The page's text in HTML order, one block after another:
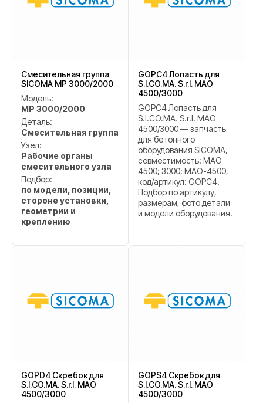
Смесительная группа
SICOMA MP 3000/2000
Модель:
MP 3000/2000
Деталь:
Смесительная группа
Узел:
Рабочие органы
смесительного узла
Подбор:
по модели, позиции,
стороне установки,
геометрии и
креплению
GOPC4 Лопасть для
S.I.CO.MA. S.r.l. MAO
4500/3000
GOPC4 Лопасть для
S.I.CO.MA. S.r.l. MAO
4500/3000 — запчасть
для бетонного
оборудования SICOMA,
совместимость: MAO
4500; 3000; MAO-4500,
код/артикул: GOPC4.
Подбор по артикулу,
размерам, фото детали
и модели оборудования.
GOPD4 Скребок для
S.I.CO.MA. S.r.l. MAO
4500/3000
GOPS4 Скребок для
S.I.CO.MA. S.r.l. MAO
4500/3000